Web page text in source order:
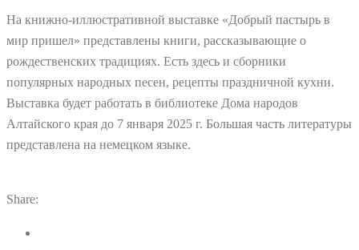
На книжно-иллюстративной выставке «Добрый пастырь в
мир пришел» представлены книги, рассказывающие о
рождественских традициях. Есть здесь и сборники
популярных народных песен, рецепты праздничной кухни.
Выставка будет работать в библиотеке Дома народов
Алтайского края до 7 января 2025 г. Большая часть литературы
представлена на немецком языке.
Share: